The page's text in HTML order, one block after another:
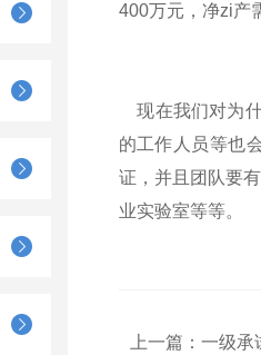
400万元，净zi产
现在我们对为什
的工作人员等也
证，并且团队要
业实验室等等。
上一篇： 一级承